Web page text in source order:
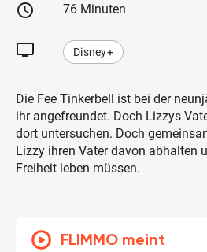
schedule 76 Minuten
tv Disney+
Die Fee Tinkerbell ist bei der
ihr angefreundet. Doch Lizzys
dort untersuchen. Doch
Lizzy ihren Vater davon abhalten
Freiheit leben müssen.
FLIMMO meint